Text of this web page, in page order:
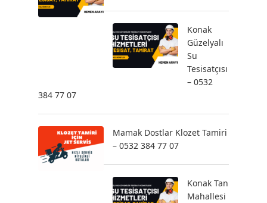
Konak
Güzelyalı
Su
Tesisatçısı
– 0532
384 77 07
Mamak Dostlar Klozet Tamiri
– 0532 384 77 07
Konak Tan
Mahallesi